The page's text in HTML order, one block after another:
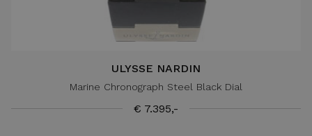
ULYSSE NARDIN
Marine Chronograph Steel Black Dial
€ 7.395,-